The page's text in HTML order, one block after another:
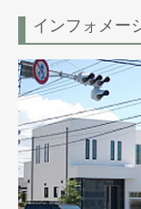
インフォメー